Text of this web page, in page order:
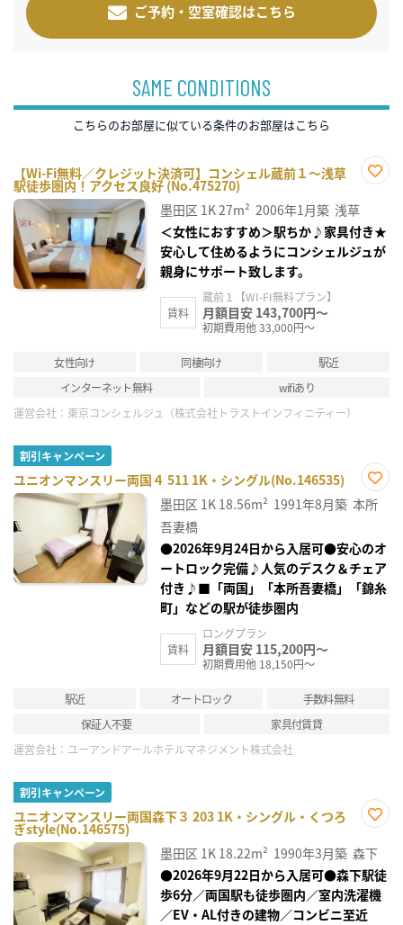
ご予約・空室確認はこちら
SAME CONDITIONS
こちらのお部屋に似ている条件のお部屋はこちら
【Wi-Fi無料／クレジット決済可】コンシェル蔵前１～浅草
駅徒歩圏内！アクセス良好 (No.475270)
録
墨田区 1K27m² 2006年1月築 浅草
＜女性におすすめ＞駅ちか♪家具付き★
安心して住めるようにコンシェルジュが
親身にサポート致します。
賃料
蔵前１【WI-FI無料プラン】
月額目安 143,700円～
初期費用他 33,000円～
女性向け 同棲向け
駅近
インターネット無料
wifiあり
運営会社： 東京コンシェルジュ（株式会社トラストインフィニティー）
割引キャンペーン
ユニオンマンスリー両国４ 511 1K・シングル(No.146535)
お気
に入
墨田区 1K 18.56m² 1991年8月築 本所
吾妻橋
●2026年9月24日から入居可●安心のオ
ートロック完備♪人気のデスク＆チェア
付き♪■「両国」「本所吾妻橋」「錦糸
町」などの駅が徒歩圏内
賃料
ロングプラン
月額目安 115,200円～
初期費用他 18,150円～
駅近 オートロック
手数料無料
保証人不要
家具付賃貸
運営会社： ユーアンドアールホテルマネジメント株式会社
割引キャンペーン
ユニオンマンスリー両国森下３ 203 1K・シングル・くつろ
ぎstyle(No.146575)
に入
り登
録
墨田区 1K 18.22m² 1990年3月築 森下
●2026年9月22日から入居可●森下駅徒
歩6分／両国駅も徒歩圏内／室内洗濯機
／EV・AL付きの建物／コンビニ至近